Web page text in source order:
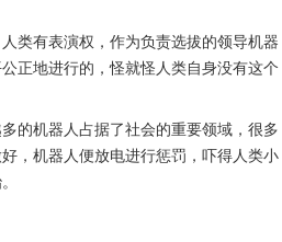
类有表演权，作为负责选拔的领导机器
正地进行的，怪就怪人类自身没有这个
的机器人占据了社会的重要领域，很多
，机器人便放电进行惩罚，吓得人类小